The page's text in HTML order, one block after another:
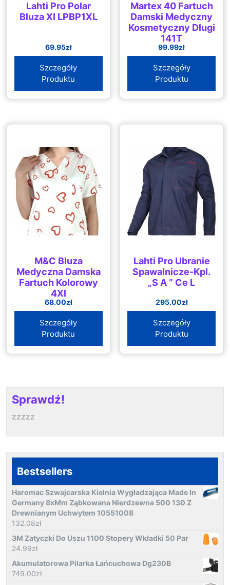
Lahti Pro Polar
Bluza Xl LPBP1XL
69.95zł
Szczegóły
Produktu
Martex 40 Fartuch
Damski Medyczny
Kosmetyczny Długi
141T
99.99zł
Szczegóły
Produktu
M&C Bluza
Medyczna Damska
Fartuch Kolorowy
4Xl
68.00zł
Szczegóły
Produktu
Lahti Pro Ubranie
Spawalnicze-Kpl.
„S A ” Ce L
295.00zł
Szczegóły
Produktu
Sprawdź!
zzzzz
Bestsellers
Haromac Szwajcarska Kielnia Wygładzająca Made In
Germany 8xMm Ząbkowana Nierdzewna 500 130 Z
Drewnianym Uchwytem 10551008
132.08zł
3M Zatyczki Do Uszu 1100 Stopery Wkładki 50 Par
24.99zł
Akumulatorowa Pilarka Łańcuchowa Dg230B
749.00zł